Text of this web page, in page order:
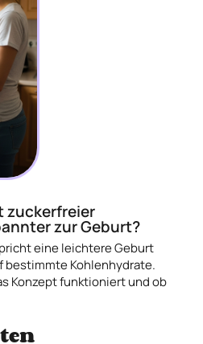
zuckerfreier
zur Geburt?
eine leichtere Geburt
bestimmte Kohlenhydrate.
Konzept funktioniert und ob